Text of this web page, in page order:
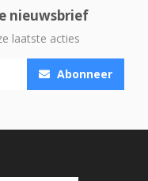
nieuwsbrief
laatste acties
Abonneer